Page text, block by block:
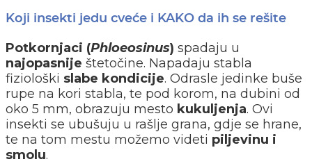
Koji insekti jedu cveće i KAKO da ih se rešite
Potkornjaci (Phloeosinus) spadaju u
najopasnije štetočine. Napadaju stabla
fiziološki slabe kondicije. Odrasle jedinke buše
rupe na kori stabla, te pod korom, na dubini od
oko 5 mm, obrazuju mesto kukuljenja. Ovi
insekti se ubušuju u rašlje grana, gdje se hrane,
te na tom mestu možemo videti piljevinu i
smolu.